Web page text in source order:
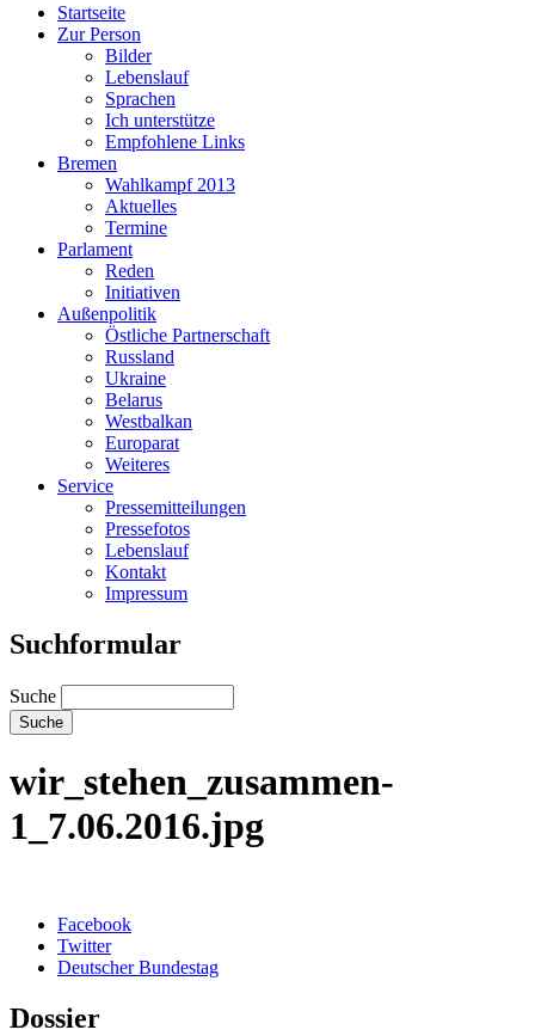
Startseite
Zur Person
Bilder
Lebenslauf
Sprachen
Ich unterstütze
Empfohlene Links
Bremen
Wahlkampf 2013
Aktuelles
Termine
Parlament
Reden
Initiativen
Außenpolitik
Östliche Partnerschaft
Russland
Ukraine
Belarus
Westbalkan
Europarat
Weiteres
Service
Pressemitteilungen
Pressefotos
Lebenslauf
Kontakt
Impressum
Suchformular
Suche
wir_stehen_zusammen-
1_7.06.2016.jpg
Facebook
Twitter
Deutscher Bundestag
Dossier